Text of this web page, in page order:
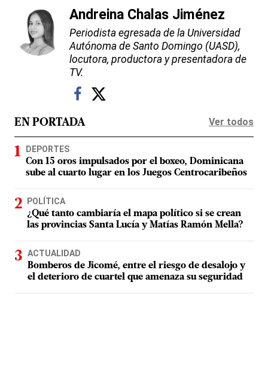
Andreina Chalas Jiménez
Periodista egresada de la Universidad
Autónoma de Santo Domingo (UASD),
locutora, productora y presentadora de
TV.
EN PORTADA Ver todos
DEPORTES
Con 15 oros impulsados por el boxeo, Dominicana
sube al cuarto lugar en los Juegos Centrocaribeños
POLÍTICA
¿Qué tanto cambiaría el mapa político si se crean
las provincias Santa Lucía y Matías Ramón Mella?
ACTUALIDAD
Bomberos de Jicomé, entre el riesgo de desalojo y
el deterioro de cuartel que amenaza su seguridad